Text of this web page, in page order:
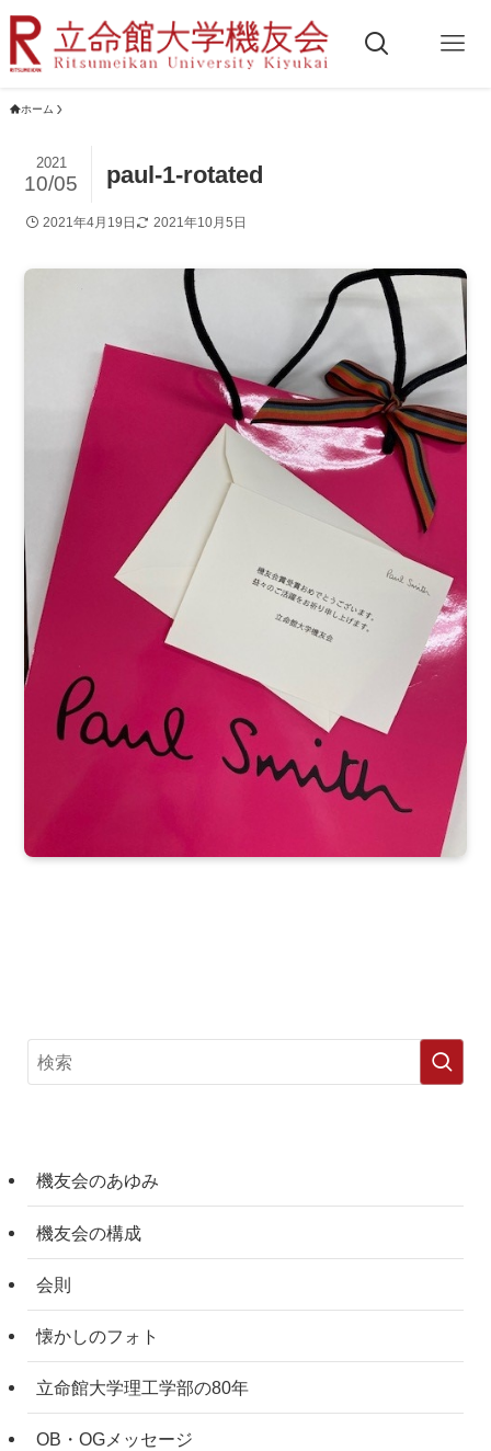
ホーム
paul-1-rotated
2021
10/05
2021年4月19日 2021年10月5日
機友会のあゆみ
機友会の構成
会則
懐かしのフォト
立命館大学理工学部の80年
OB・OGメッセージ